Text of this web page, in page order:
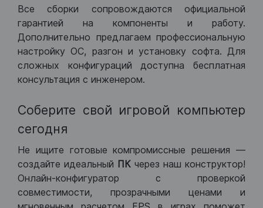
Все сборки сопровождаются официальной
гарантией на компоненты и работу.
Дополнительно предлагаем профессиональную
настройку ОС, разгон и установку софта. Для
сложных конфигураций доступна бесплатная
консультация с инженером.
Соберите свой игровой компьютер
сегодня
Не ищите готовые компромиссные решения —
создайте идеальный ПК через наш конструктор!
Онлайн-конфигуратор с проверкой
совместимости, прозрачными ценами и